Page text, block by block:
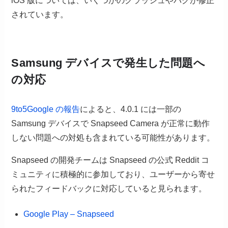
されています。
Samsung デバイスで発生した問題へ
の対応
9to5Google の報告によると、4.0.1 には一部の
Samsung デバイスで Snapseed Camera が正常に動作
しない問題への対処も含まれている可能性があります。
Snapseed の開発チームは Snapseed の公式 Reddit コ
ミュニティに積極的に参加しており、ユーザーから寄せ
られたフィードバックに対応していると見られます。
Google Play – Snapseed